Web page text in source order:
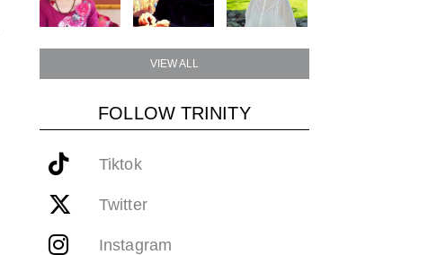
VIEW ALL
FOLLOW TRINITY
Tiktok
Twitter
Instagram